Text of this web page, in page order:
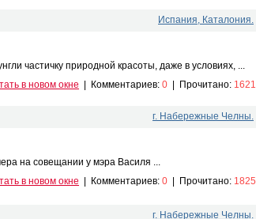
Испания, Каталония.
частичку природной красоты, даже в условиях, ...
в новом окне Комментариев: 0 Прочитано: 1621
г. Набережные Челны.
на совещании у мэра Василя ...
в новом окне Комментариев: 0 Прочитано: 1825
г. Набережные Челны.